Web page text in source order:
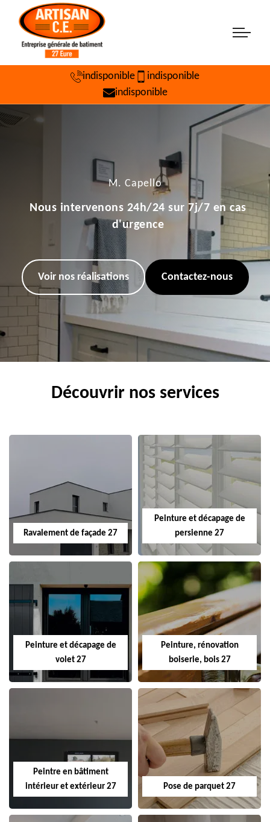
indisponible
indisponible
indisponible
M. Capello
Nous intervenons 24h/24 sur 7j/7 en cas
d'urgence
Voir nos réalisations Contactez-nous
Découvrir nos services
Ravalement de façade 27
Peinture et décapage de
persienne 27
Peinture et décapage de
volet 27
Peinture, rénovation
boiserie, bois 27
Peintre en bâtiment
intérieur et extérieur 27
Pose de parquet 27